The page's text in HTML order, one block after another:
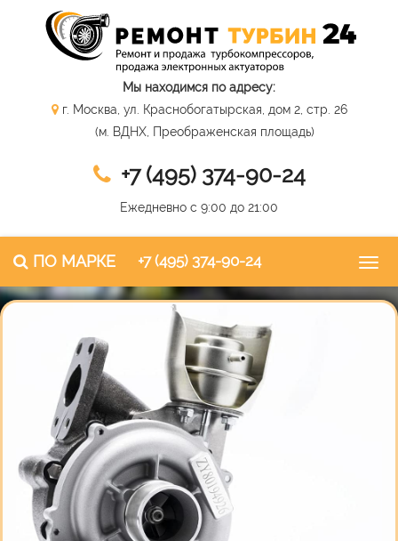
Мы находимся по адресу:
г. Москва, ул. Краснобогатырская, дом 2, стр. 26
(м. ВДНХ, Преображенская площадь)
+7 (495) 374-90-24
Ежедневно с 9:00 до 21:00
ПО МАРКЕ +7 (495) 374-90-24